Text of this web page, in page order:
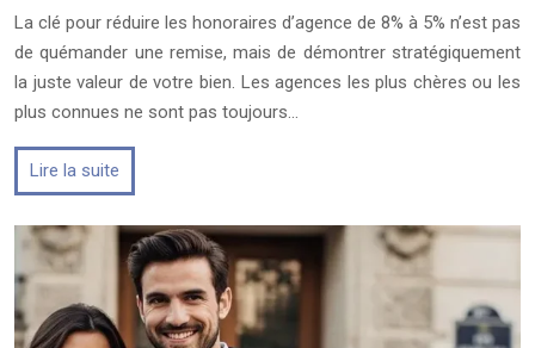
La clé pour réduire les honoraires d’agence de 8% à 5% n’est pas
de quémander une remise, mais de démontrer stratégiquement
la juste valeur de votre bien. Les agences les plus chères ou les
plus connues ne sont pas toujours…
Lire la suite